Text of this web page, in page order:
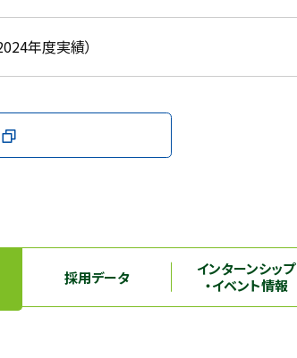
年度実績）
採用データ
インターンシップ
・イベント情報